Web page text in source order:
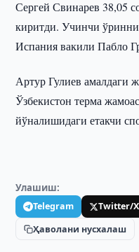
Сергей Свинарев 38,05
киритди. Учинчи ўринни
Испания вакили Пабло
Артур Гулиев амалдаги
Ўзбекистон терма
йўналишидаги етакчи
Улашиш:
Telegram Twitter/X
Ҳаволани нусхалаш